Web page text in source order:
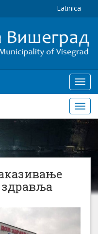
Latinica
мени